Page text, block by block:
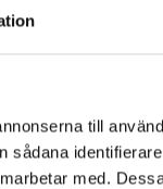
till
med.
SPECIFIKATION